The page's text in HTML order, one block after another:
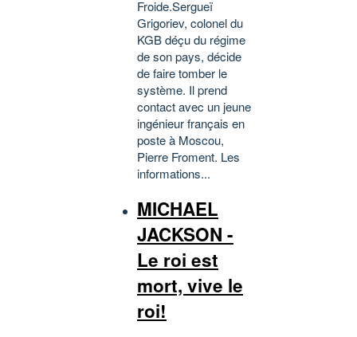
Froide.Sergueï
Grigoriev, colonel du
KGB déçu du régime
de son pays, décide
de faire tomber le
système. Il prend
contact avec un jeune
ingénieur français en
poste à Moscou,
Pierre Froment. Les
informations...
MICHAEL
JACKSON -
Le roi est
mort, vive le
roi!